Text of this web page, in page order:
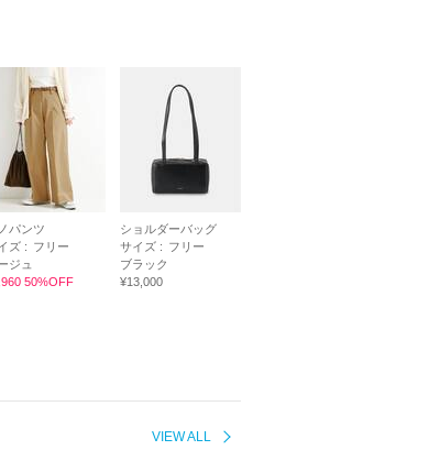
パンツ
ズ : フリー
ジュ
50%OFF
ショルダーバッグ
サイズ : フリー
ブラック
¥13,000
VIEW ALL